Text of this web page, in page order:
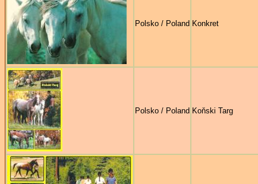
Polsko / Poland Konkret
Polsko / Poland Koňski Targ